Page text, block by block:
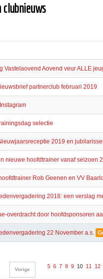
Vastelaovend Aovend veur ALLE
partnerclub februari 2019
selectie
2019 en
nieuwe hoofdtrainer vanaf seizoen
Rob Geenen en VV
2018: een verslag
overdracht door hoofdsponsoren
22 November a.s.
Vorige
5 6 7 8 9 10 11 12